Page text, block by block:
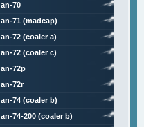
an-70
an-71 (madcap)
an-72 (coaler a)
an-72 (coaler c)
an-72p
an-72r
an-74 (coaler b)
an-74-200 (coaler b)